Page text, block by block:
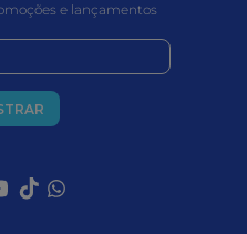
e lançamentos